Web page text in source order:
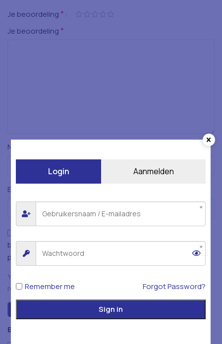
Beoordelingen
Je beoordeling *
Je beoordeling *
Naam
E-mail
browser voor de volgende keer wanneer ik een reactie
plaats.
You have to be logged in to be able to add photos to your
review.
Login Aanmelden
Remember me Forgot Password?
Sign in